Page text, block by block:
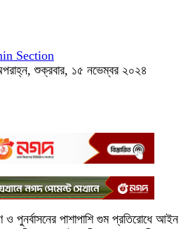
Section
শুক্রবার, ১৫ নভেম্বর ২০২৪
ও পুনর্বাসনের পাশাপাশি গুম প্রতিরোধে আইন